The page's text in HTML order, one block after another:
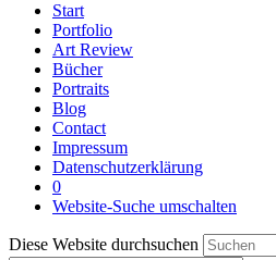
Start
Portfolio
Art Review
Bücher
Portraits
Blog
Contact
Impressum
Datenschutzerklärung
0
Website-Suche umschalten
Diese Website durchsuchen